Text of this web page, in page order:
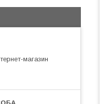
магазин